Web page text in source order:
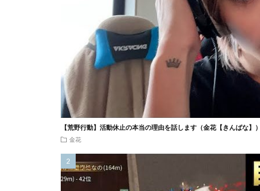
【荒野行動】活動休止の本当の理由を話します（金花【きんばな】）
金花